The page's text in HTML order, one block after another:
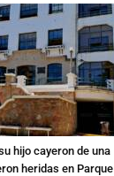
hijo cayeron de una
heridas en Parque